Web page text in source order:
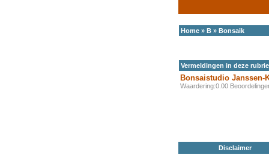
Home » B » Bonsaik
Vermeldingen in deze
Bonsaistudio Janssen-
Waardering:0.00
Disclaimer